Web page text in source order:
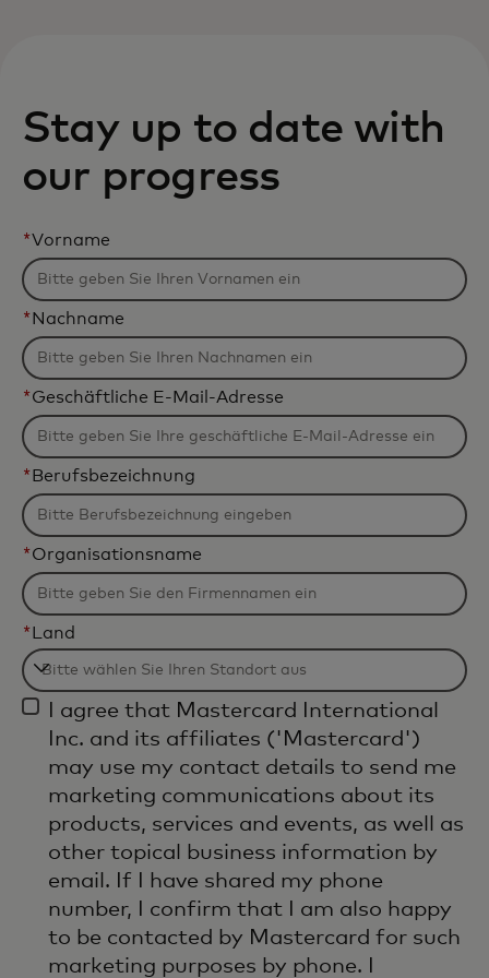
For verden
For innovatører
Nyheter og trender
Stay up to date with
our progress
*Vorname
* Nachname
*Geschäftliche E-Mail-Adresse
* Berufsbezeichnung
*Organisationsname
* Land
Filtering
will
applied
after
characters.
I agree that Mastercard International
Inc. and its affiliates ('Mastercard')
may use my contact details to send me
marketing communications about its
products, services and events, as well as
other topical business information by
email. If I have shared my phone
number, I confirm that I am also happy
to be contacted by Mastercard for such
marketing purposes by phone. I